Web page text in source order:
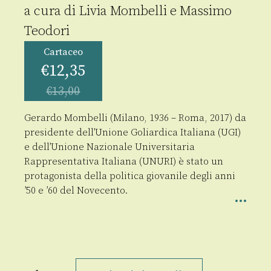
a cura di Livia Mombellie Massimo
Teodori
Cartaceo
€12,35
€13,00
Gerardo Mombelli (Milano, 1936 – Roma, 2017) da
presidente dell’Unione Goliardica Italiana (UGI)
e dell’Unione Nazionale Universitaria
Rappresentativa Italiana (UNURI) è stato un
protagonista della politica giovanile degli anni
’50 e ’60 del Novecento.